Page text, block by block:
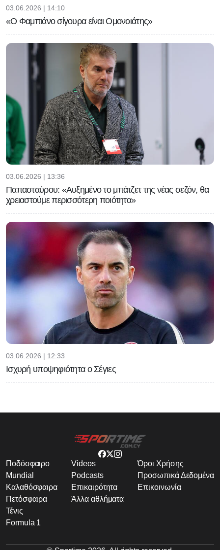
03.06.2026 | 14:10
«Ο Φαμπιάνο σίγουρα είναι Ομονοιάτης»
03.06.2026 | 13:36
Παπασταύρου: «Αυξημένο το μπάτζετ της νέας σεζόν, θα
χρειαστούμε περισσότερη ποιότητα»
03.06.2026 | 12:33
Ισχυρή υποψηφιότητα ο Σέγιες
Ποδόσφαιρο
Mundial
Καλαθόσφαιρα
Πετόσφαιρα
Τένις
Formula 1
Videos
Podcasts
Επικαιρότητα
Άλλα αθλήματα
Όροι Χρήσης
Προσωπικά Δεδομένα
Επικοινωνία